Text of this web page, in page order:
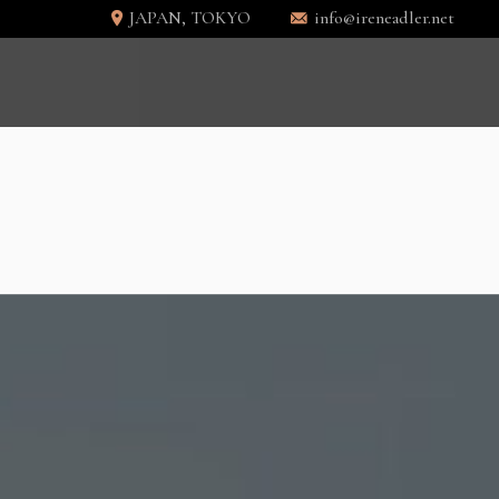
JAPAN, TOKYO info@ireneadler.net